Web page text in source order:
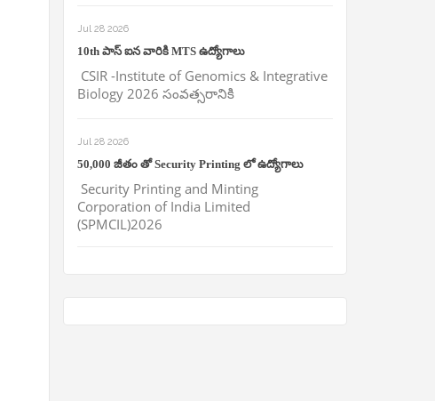
Jul 28 2026
10th పాస్ ఐన వారికి MTS ఉద్యోగాలు
CSIR -Institute of Genomics & Integrative
Biology 2026 సంవత్సరానికి
Jul 28 2026
50,000 జీతం తో Security Printing లో ఉద్యోగాలు
Security Printing and Minting
Corporation of India Limited
(SPMCIL)2026